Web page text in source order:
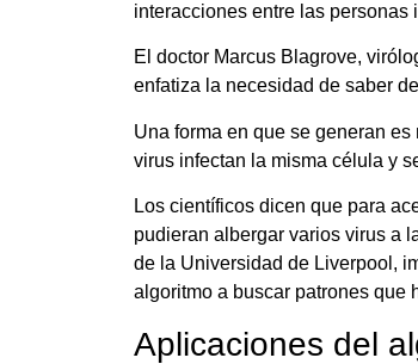
interacciones entre las personas
El doctor Marcus Blagrove,
enfatiza la necesidad de saber
Una forma en que se generan
virus infectan la misma célula y
Los científicos dicen que para
pudieran albergar varios virus a
de la Universidad de Liverpool,
algoritmo a buscar patrones que
Aplicaciones del